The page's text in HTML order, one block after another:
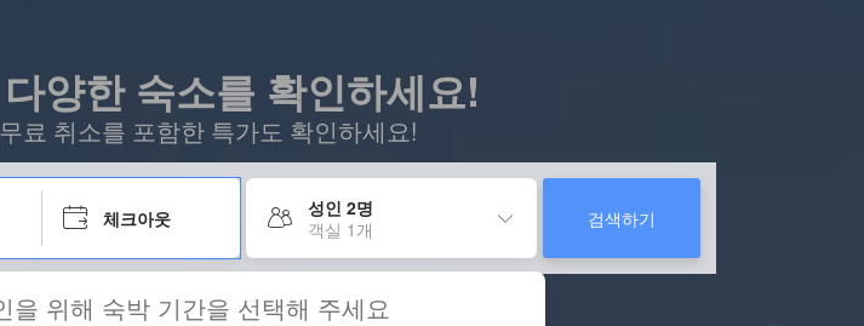
양한 숙소를 확인하세요!
료 취소를 포함한 특가도 확인하세요!
체크아웃
성인 2명
객실 1개
검색하기
을 위해 숙박 기간을 선택해 주세요